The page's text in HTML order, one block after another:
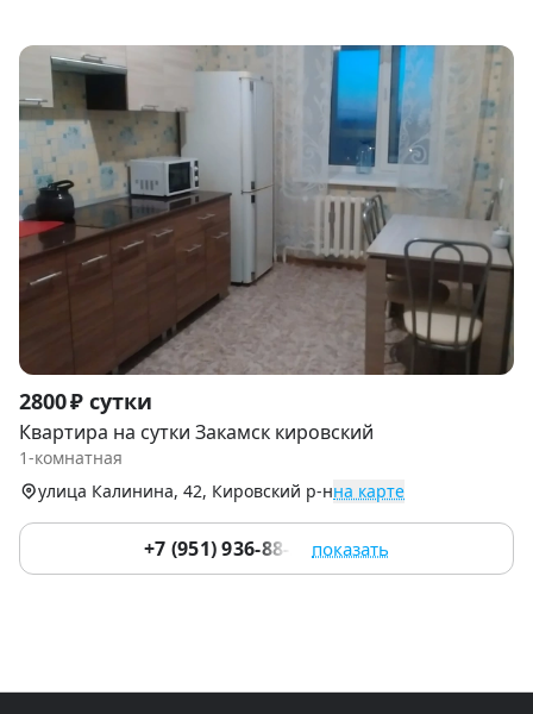
Item
1
of
2800 ₽ сутки
Квартира на сутки Закамск кировский
1-комнатная
улица Калинина, 42, Кировский р-нна карте
+7 (951) 936-88-24 показать